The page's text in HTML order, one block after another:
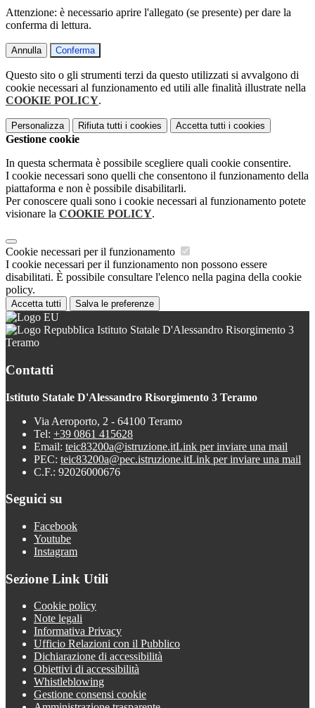
Attenzione: è necessario aprire l'allegato (se presente) per dare la
conferma di lettura.
Annulla Conferma
Questo sito o gli strumenti terzi da questo utilizzati si avvalgono di
cookie necessari al funzionamento ed utili alle finalità illustrate nella
COOKIE POLICY.
Personalizza Rifiuta tutti i cookies Accetta tutti i cookies
Gestione cookie
In questa schermata è possibile scegliere quali cookie consentire.
I cookie necessari sono quelli che consentono il funzionamento della
piattaforma e non è possibile disabilitarli.
Per conoscere quali sono i cookie necessari al funzionamento potete
visionare la COOKIE POLICY.
Cookie necessari per il funzionamento
I cookie necessari per il funzionamento non possono essere
disabilitati. È possibile consultare l'elenco nella pagina della cookie
policy.
Accetta tutti Salva le preferenze
Istituto Statale D'Alessandro Risorgimento 3
Teramo
Contatti
Istituto Statale D'Alessandro Risorgimento 3 Teramo
Via Aeroporto, 2 - 64100 Teramo
Tel: +39 0861 415628
Email: teic83200a@istruzione.itLink per inviare una mail
PEC: teic83200a@pec.istruzione.itLink per inviare una mail
C.F.: 92026000676
Seguici su
Facebook
Youtube
Instagram
Sezione Link Utili
Cookie policy
Note legali
Informativa Privacy
Ufficio Relazioni con il Pubblico
Dichiarazione di accessibilità
Obiettivi di accessibilità
Whistleblowing
Gestione consensi cookie